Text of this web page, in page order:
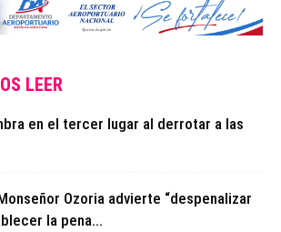
LEER
en el tercer lugar al derrotar a las
Ozoria advierte “despenalizar
la pena...